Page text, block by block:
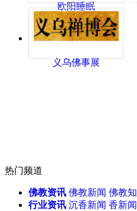
欧阳睡眠
义乌佛事展
热门频道
佛教资讯 佛教新闻 佛教
行业资讯 沉香新闻 香新闻